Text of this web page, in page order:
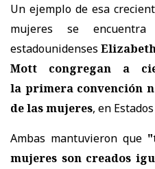
Un ejemplo de esa
mujeres se
estadounidenses
Mott congregan a
la primera convención
de las mujeres, en
Ambas mantuvieron que
mujeres son creados